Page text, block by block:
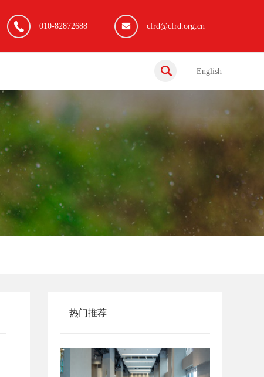
010-82872688 cfrd@cfrd.org.cn
English
热门推荐
五年深耕，智启新程——“智惠计划”2026年总结交流会暨成果汇报在京举行